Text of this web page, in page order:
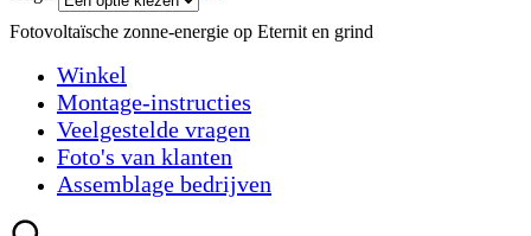
Fotovoltaïsche zonne-energie op Eternit en grind
Winkel
Montage-instructies
Veelgestelde vragen
Foto's van klanten
Assemblage bedrijven